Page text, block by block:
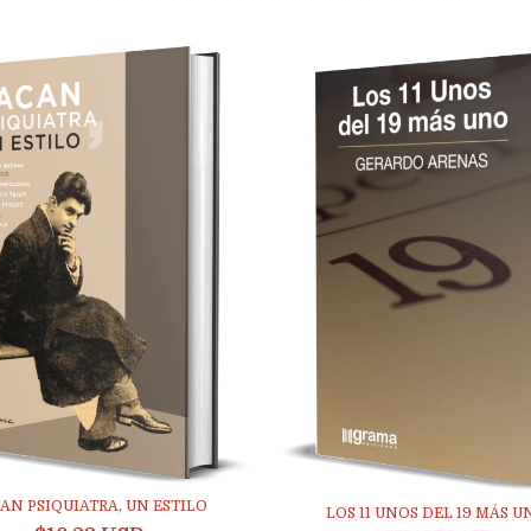
PSIQUIATRA, UN ESTILO
LOS 11 UNOS DEL 19 MÁS